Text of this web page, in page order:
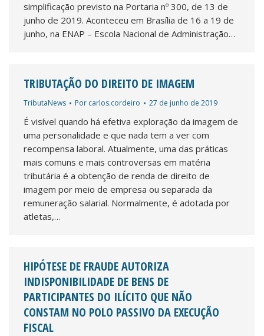
simplificação previsto na Portaria nº 300, de 13 de
junho de 2019. Aconteceu em Brasília de 16 a 19 de
junho, na ENAP – Escola Nacional de Administração…
TRIBUTAÇÃO DO DIREITO DE IMAGEM
TributaNews Por carlos.cordeiro 27 de junho de 2019
É visível quando há efetiva exploração da imagem de
uma personalidade e que nada tem a ver com
recompensa laboral. Atualmente, uma das práticas
mais comuns e mais controversas em matéria
tributária é a obtenção de renda de direito de
imagem por meio de empresa ou separada da
remuneração salarial. Normalmente, é adotada por
atletas,…
HIPÓTESE DE FRAUDE AUTORIZA
INDISPONIBILIDADE DE BENS DE
PARTICIPANTES DO ILÍCITO QUE NÃO
CONSTAM NO POLO PASSIVO DA EXECUÇÃO
FISCAL